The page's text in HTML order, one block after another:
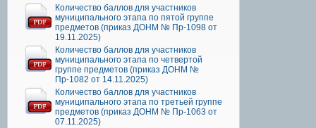
Количество баллов для участников
муниципального этапа по пятой группе
предметов (приказ ДОНМ № Пр-1098 от
19.11.2025)
Количество баллов для участников
муниципального этапа по четвертой
группе предметов (приказ ДОНМ №
Пр-1082 от 14.11.2025)
Количество баллов для участников
муниципального этапа по третьей группе
предметов (приказ ДОНМ № Пр-1063 от
07.11.2025)